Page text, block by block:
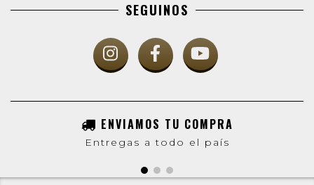
SEGUINOS
ENVIAMOS TU COMPRA
Entregas a todo el país